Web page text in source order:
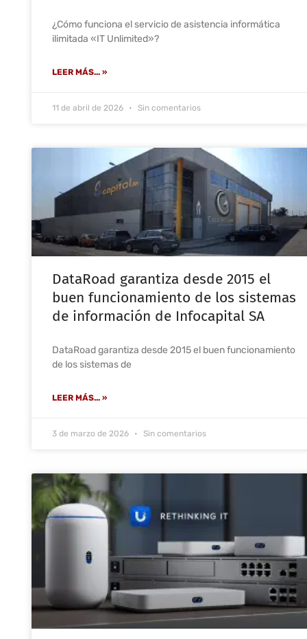
¿Cómo funciona el servicio de asistencia informática
ilimitada «IT Unlimited»?
LEER MÁS... »
11 de abril de 2026 Sin comentarios
DataRoad garantiza desde 2015 el
buen funcionamiento de los sistemas
de información de Infocapital SA
DataRoad garantiza desde 2015 el buen funcionamiento
de los sistemas de
LEER MÁS... »
3 de marzo de 2026 Sin comentarios